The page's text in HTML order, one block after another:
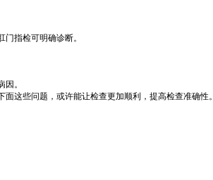
指检可明确诊断。
。
这些问题，或许能让检查更加顺利，提高检查准确性。